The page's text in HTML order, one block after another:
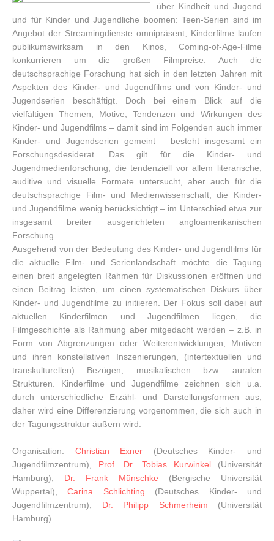
über Kindheit und Jugend
und für Kinder und Jugendliche boomen: Teen-Serien sind im
Angebot der Streamingdienste omnipräsent, Kinderfilme laufen
publikumswirksam in den Kinos, Coming-of-Age-Filme
konkurrieren um die großen Filmpreise. Auch die
deutschsprachige Forschung hat sich in den letzten Jahren mit
Aspekten des Kinder- und Jugendfilms und von Kinder- und
Jugendserien beschäftigt. Doch bei einem Blick auf die
vielfältigen Themen, Motive, Tendenzen und Wirkungen des
Kinder- und Jugendfilms – damit sind im Folgenden auch immer
Kinder- und Jugendserien gemeint – besteht insgesamt ein
Forschungsdesiderat. Das gilt für die Kinder- und
Jugendmedienforschung, die tendenziell vor allem literarische,
auditive und visuelle Formate untersucht, aber auch für die
deutschsprachige Film- und Medienwissenschaft, die Kinder-
und Jugendfilme wenig berücksichtigt – im Unterschied etwa zur
insgesamt breiter ausgerichteten angloamerikanischen
Forschung.
Ausgehend von der Bedeutung des Kinder- und Jugendfilms für
die aktuelle Film- und Serienlandschaft möchte die Tagung
einen breit angelegten Rahmen für Diskussionen eröffnen und
einen Beitrag leisten, um einen systematischen Diskurs über
Kinder- und Jugendfilme zu initiieren. Der Fokus soll dabei auf
aktuellen Kinderfilmen und Jugendfilmen liegen, die
Filmgeschichte als Rahmung aber mitgedacht werden – z.B. in
Form von Abgrenzungen oder Weiterentwicklungen, Motiven
und ihren konstellativen Inszenierungen, (intertextuellen und
transkulturellen) Bezügen, musikalischen bzw. auralen
Strukturen. Kinderfilme und Jugendfilme zeichnen sich u.a.
durch unterschiedliche Erzähl- und Darstellungsformen aus,
daher wird eine Differenzierung vorgenommen, die sich auch in
der Tagungsstruktur äußern wird.
Organisation: Christian Exner (Deutsches Kinder- und
Jugendfilmzentrum), Prof. Dr. Tobias Kurwinkel(Universität
Hamburg), Dr. Frank Münschke (Bergische Universität
Wuppertal),Carina Schlichting (Deutsches Kinder- und
Jugendfilmzentrum), Dr. Philipp Schmerheim (Universität
Hamburg)